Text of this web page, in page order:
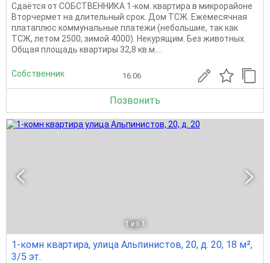
Сдаётся от СОБСТВЕННИКА 1-ком. квартира в микрорайоне
Вторчермет на длительный срок. Дом ТСЖ. Ежемесячная
платаплюс коммунальные платежи (небольшие, так как
ТСЖ, летом 2500, зимой 4000). Некурящим. Без животных.
Общая площадь квартиры 32,8 кв.м....
Собственник 16.06
Позвонить
1 из 1
1-комн квартира, улица Альпинистов, 20, д. 20, 18 м²,
3/5 эт.